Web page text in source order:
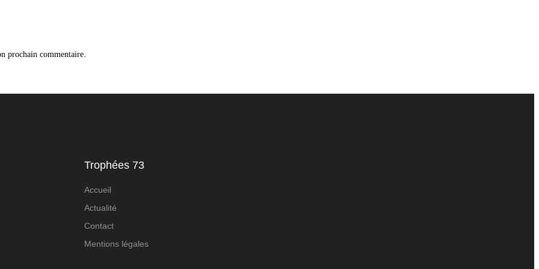
prochain commentaire.
Trophées 73
Accueil
Actualité
Contact
Mentions légales